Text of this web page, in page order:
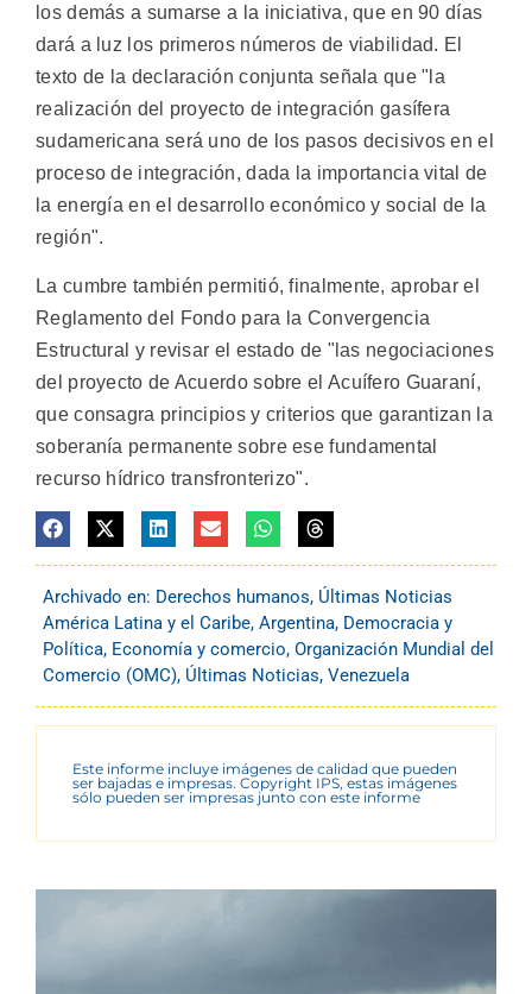
los demás a sumarse a la iniciativa, que en 90 días
dará a luz los primeros números de viabilidad. El
texto de la declaración conjunta señala que "la
realización del proyecto de integración gasífera
sudamericana será uno de los pasos decisivos en el
proceso de integración, dada la importancia vital de
la energía en el desarrollo económico y social de la
región".
La cumbre también permitió, finalmente, aprobar el
Reglamento del Fondo para la Convergencia
Estructural y revisar el estado de "las negociaciones
del proyecto de Acuerdo sobre el Acuífero Guaraní,
que consagra principios y criterios que garantizan la
soberanía permanente sobre ese fundamental
recurso hídrico transfronterizo".
Archivado en: Derechos humanos, Últimas Noticias
América Latina y el Caribe, Argentina, Democracia y
Política, Economía y comercio, Organización Mundial del
Comercio (OMC), Últimas Noticias, Venezuela
Este informe incluye imágenes de calidad que pueden
ser bajadas e impresas. Copyright IPS, estas imágenes
sólo pueden ser impresas junto con este informe